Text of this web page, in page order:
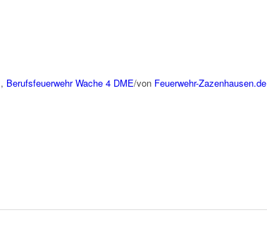
, Berufsfeuerwehr Wache 4 DME/von Feuerwehr-Zazenhausen.de